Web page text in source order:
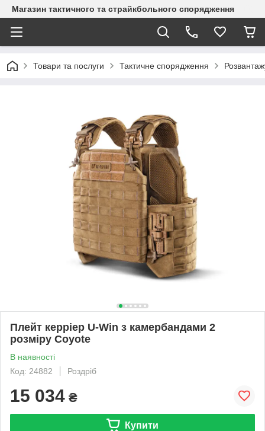
Магазин тактичного та страйкбольного спорядження
Товари та послуги Тактичне спорядження
Плейт керріер U-Win з камербандами 2
розміру Coyote
В наявності
Код: 24882
Роздріб
15 034 ₴
Купити